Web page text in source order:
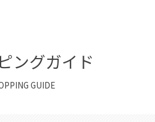
ングガイド
GUIDE